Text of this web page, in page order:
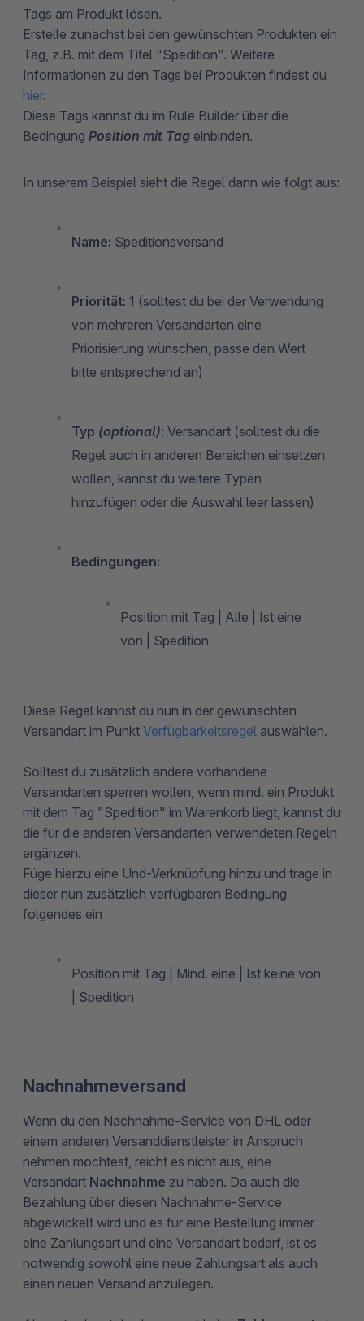
Tags am Produkt lösen.
Erstelle zunächst bei den gewünschten Produkten ein
Tag, z.B. mit dem Titel "Spedition". Weitere
Informationen zu den Tags bei Produkten findest du
hier.
Diese Tags kannst du im Rule Builder über die
Bedingung Position mit Tag einbinden.
In unserem Beispiel sieht die Regel dann wie folgt aus:
Name: Speditionsversand
Priorität: 1 (solltest du bei der Verwendung
von mehreren Versandarten eine
Priorisierung wünschen, passe den Wert
bitte entsprechend an)
Typ (optional): Versandart (solltest du die
Regel auch in anderen Bereichen einsetzen
wollen, kannst du weitere Typen
hinzufügen oder die Auswahl leer lassen)
Bedingungen:
Position mit Tag | Alle | Ist eine
von | Spedition
Diese Regel kannst du nun in der gewünschten
Versandart im Punkt Verfügbarkeitsregel auswählen.
Solltest du zusätzlich andere vorhandene
Versandarten sperren wollen, wenn mind. ein Produkt
mit dem Tag "Spedition" im Warenkorb liegt, kannst du
die für die anderen Versandarten verwendeten Regeln
ergänzen.
Füge hierzu eine Und-Verknüpfung hinzu und trage in
dieser nun zusätzlich verfügbaren Bedingung
folgendes ein
Position mit Tag | Mind. eine | Ist keine von
| Spedition
Nachnahmeversand
Wenn du den Nachnahme-Service von DHL oder
einem anderen Versanddienstleister in Anspruch
nehmen möchtest, reicht es nicht aus, eine
Versandart Nachnahme zu haben. Da auch die
Bezahlung über diesen Nachnahme-Service
abgewickelt wird und es für eine Bestellung immer
eine Zahlungsart und eine Versandart bedarf, ist es
notwendig sowohl eine neue Zahlungsart als auch
einen neuen Versand anzulegen.